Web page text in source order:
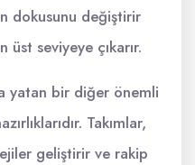
dokusunu değiştirir
üst seviyeye çıkarır.
yatan bir diğer önemli
Takımlar,
geliştirir ve rakip